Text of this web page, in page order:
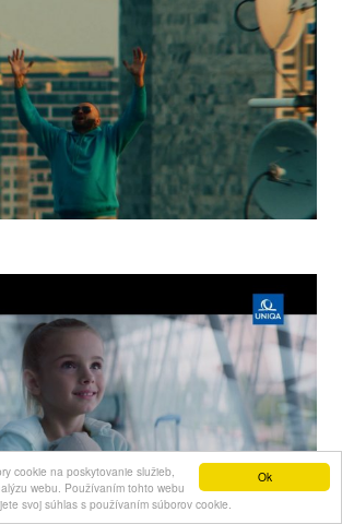
Ok
cookie na poskytovanie služieb,
webu. Používaním tohto webu
svoj súhlas s používaním súborov cookie.
Fitness